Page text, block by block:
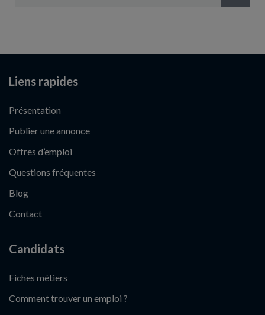
Liens rapides
Présentation
Publier une annonce
Offres d’emploi
Questions fréquentes
Blog
Contact
Candidats
Fiches métiers
Comment trouver un emploi ?